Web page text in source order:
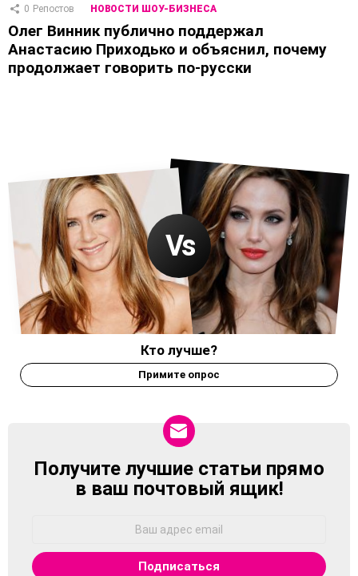
0 Репостов НОВОСТИ ШОУ-БИЗНЕСА
Олег Винник публично поддержал
Анастасию Приходько и объяснил, почему
продолжает говорить по-русски
Кто лучше?
Примите опрос
NEWSLETTER
Получите лучшие статьи прямо
в ваш почтовый ящик!